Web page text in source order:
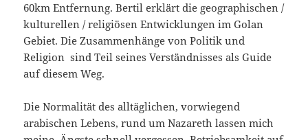
60km Entfernung. Bertil erklärt die geographischen /
kulturellen / religiösen Entwicklungen im Golan
Gebiet. Die Zusammenhänge von Politik und
Religion sind Teil seines Verständnisses als Guide
auf diesem Weg.
Die Normalität des alltäglichen, vorwiegend
arabischen Lebens, rund um Nazareth lassen mich